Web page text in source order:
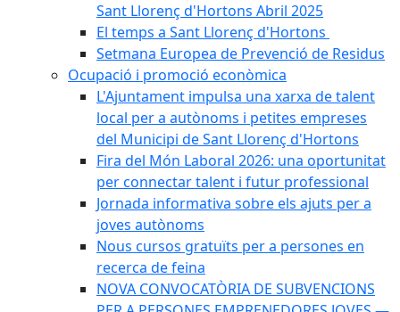
Sant Llorenç d'Hortons Abril 2025
El temps a Sant Llorenç d'Hortons
Setmana Europea de Prevenció de Residus
Ocupació i promoció econòmica
L'Ajuntament impulsa una xarxa de talent
local per a autònoms i petites empreses
del Municipi de Sant Llorenç d'Hortons
Fira del Món Laboral 2026: una oportunitat
per connectar talent i futur professional
Jornada informativa sobre els ajuts per a
joves autònoms
Nous cursos gratuïts per a persones en
recerca de feina
NOVA CONVOCATÒRIA DE SUBVENCIONS